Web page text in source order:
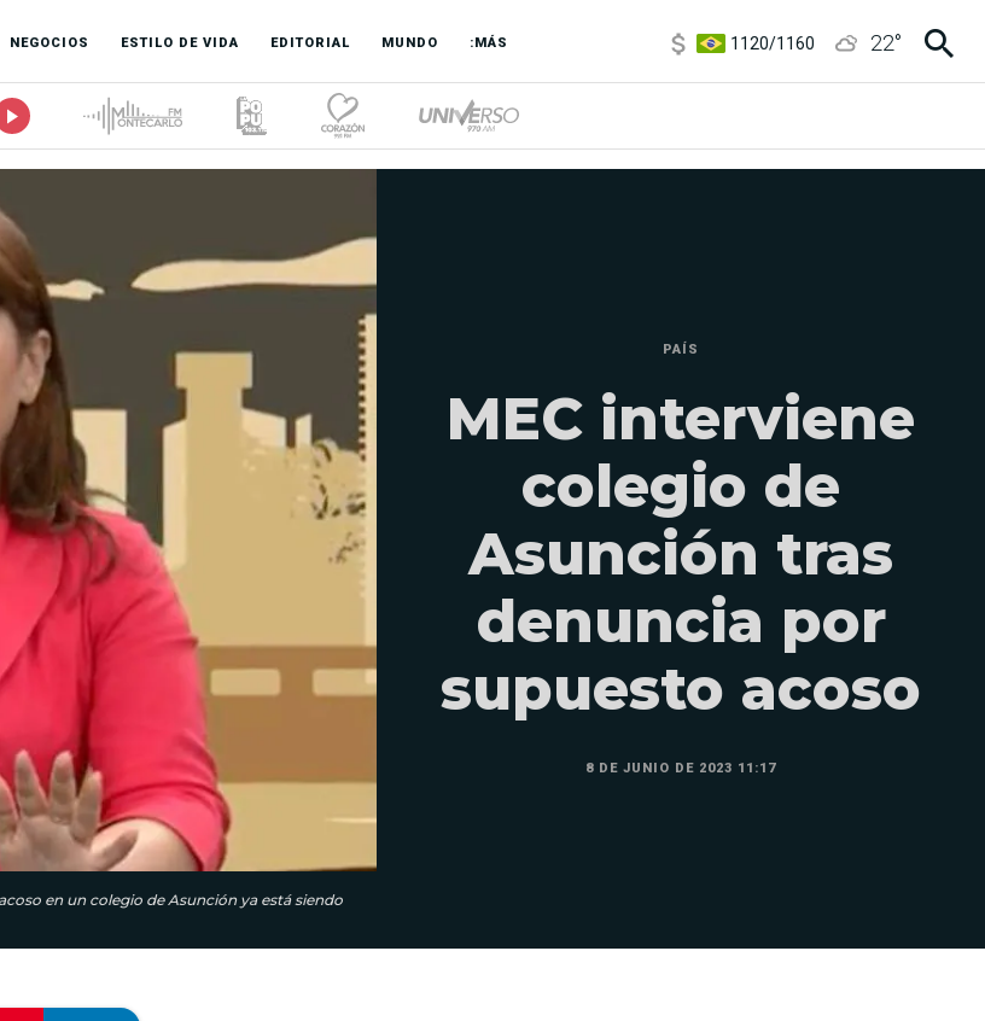
NEGOCIOS ESTILO DE VIDA EDITORIAL MUNDO :MÁS
3,6/3,9
22°
en un colegio de Asunción ya está siendo
PAÍS
MEC interviene
colegio de
Asunción tras
denuncia por
supuesto acoso
8 DE JUNIO DE 2023 11:17